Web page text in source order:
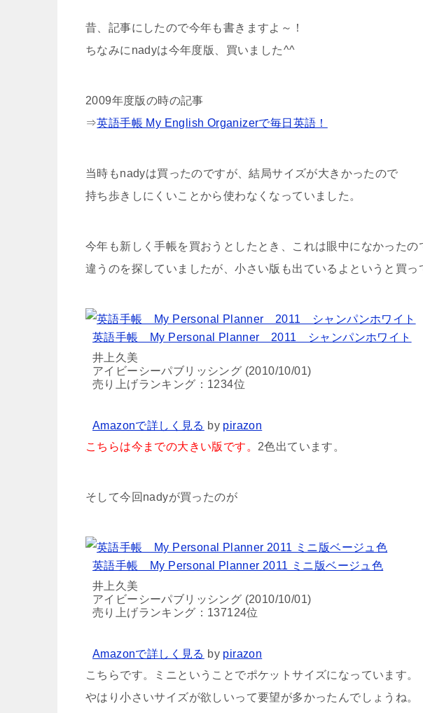
昔、記事にしたので今年も書きますよ～！
ちなみにnadyは今年度版、買いました^^
2009年度版の時の記事
⇒英語手帳 My English Organizerで毎日英語！
当時もnadyは買ったのですが、結局サイズが大きかったので
持ち歩きしにくいことから使わなくなっていました。
今年も新しく手帳を買おうとしたとき、これは眼中になかったの
違うのを探していましたが、小さい版も出ているよというと買っ
英語手帳 My Personal Planner 2011 シャンパンホワイト
井上久美
アイビーシーパブリッシング (2010/10/01)
売り上げランキング：1234位
Amazonで詳しく見る by pirazon
こちらは今までの大きい版です。 2色出ています。
そして今回nadyが買ったのが
英語手帳 My Personal Planner 2011 ミニ版ベージュ色
井上久美
アイビーシーパブリッシング (2010/10/01)
売り上げランキング：137124位
Amazonで詳しく見る by pirazon
こちらです。ミニということでポケットサイズになっています。
やはり小さいサイズが欲しいって要望が多かったんでしょうね。